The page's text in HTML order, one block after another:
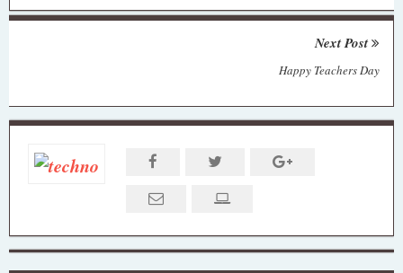
Next Post
Happy Teachers Day